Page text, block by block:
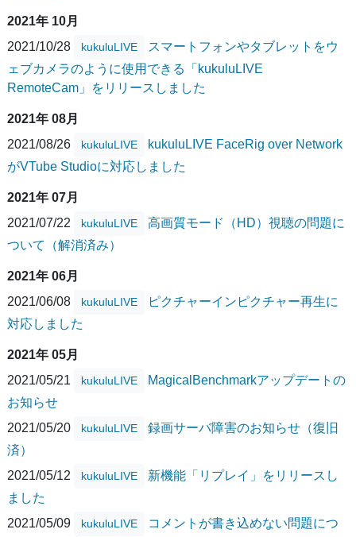
2021年 10月
2021/10/28
kukuluLIVE
スマートフォンやタブレットをウ
ェブカメラのように使用できる「kukuluLIVE
RemoteCam」をリリースしました
2021年 08月
2021/08/26
kukuluLIVE
kukuluLIVE FaceRig over Network
がVTube Studioに対応しました
2021年 07月
2021/07/22
kukuluLIVE
高画質モード（HD）視聴の問題に
ついて（解消済み）
2021年 06月
2021/06/08
kukuluLIVE
ピクチャーインピクチャー再生に
対応しました
2021年 05月
2021/05/21
kukuluLIVE
MagicalBenchmarkアップデートの
お知らせ
2021/05/20
kukuluLIVE
録画サーバ障害のお知らせ（復旧
済）
2021/05/12
kukuluLIVE
新機能「リプレイ」をリリースし
ました
2021/05/09
kukuluLIVE
コメントが書き込めない問題につ